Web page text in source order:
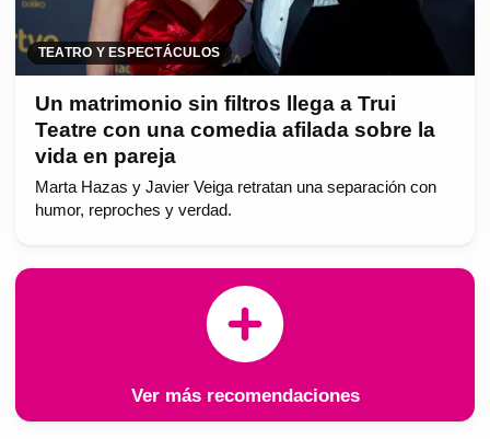
TEATRO Y ESPECTÁCULOS
Un matrimonio sin filtros llega a Trui
Teatre con una comedia afilada sobre la
vida en pareja
Marta Hazas y Javier Veiga retratan una separación con
humor, reproches y verdad.
Ver más recomendaciones